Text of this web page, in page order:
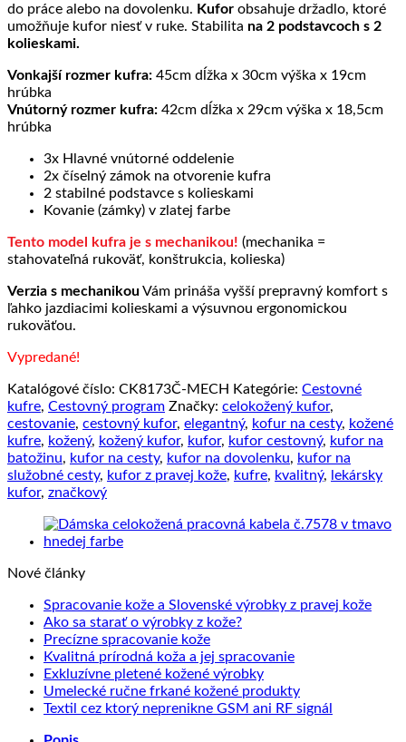
do práce alebo na dovolenku. Kufor obsahuje držadlo, ktoré
umožňuje kufor niesť v ruke. Stabilita na 2 podstavcoch s 2
kolieskami.
Vonkajší rozmer kufra: 45cm dĺžka x 30cm výška x 19cm
hrúbka
Vnútorný rozmer kufra: 42cm dĺžka x 29cm výška x 18,5cm
hrúbka
3x Hlavné vnútorné oddelenie
2x číselný zámok na otvorenie kufra
2 stabilné podstavce s kolieskami
Kovanie (zámky) v zlatej farbe
Tento model kufra je s mechanikou! (mechanika =
stahovateľná rukoväť, konštrukcia, kolieska)
Verzia s mechanikou Vám prináša vyšší prepravný komfort s
ľahko jazdiacimi kolieskami a výsuvnou ergonomickou
rukoväťou.
Vypredané!
Katalógové číslo: CK8173Č-MECH Kategórie: Cestovné
kufre, Cestovný program Značky: celokožený kufor,
cestovanie, cestovný kufor, elegantný, kofur na cesty, kožené
kufre, kožený, kožený kufor, kufor, kufor cestovný, kufor na
batožinu, kufor na cesty, kufor na dovolenku, kufor na
služobné cesty, kufor z pravej kože, kufre, kvalitný, lekársky
kufor, značkový
Nové články
Spracovanie kože a Slovenské výrobky z pravej kože
Ako sa starať o výrobky z kože?Žiadne
na
Ako
sa
starať
Precízne spracovanie kožeŽiadne
komentáre
na
Precízne
spracovanie
Kvalitná prírodná koža a jej spracovanieŽiadne
na
Kvalitná
Exkluzívne pletené kožené výrobkyŽiadne
komentáre
na
Umelecké ručne frkané kožené produktyŽiadne
komentáre
Textil cez ktorý neprenikne GSM ani RF signál